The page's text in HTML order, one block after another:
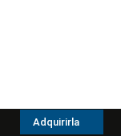
Adquirirla